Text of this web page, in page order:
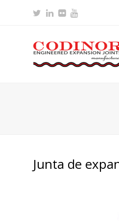
Twitter
LinkedIn
FlickrYoutube
Junta de